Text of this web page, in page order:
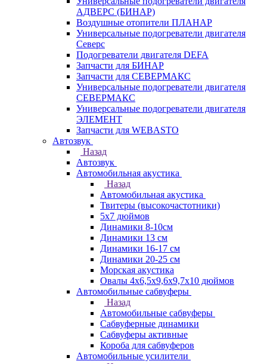
АДВЕРС (БИНАР)
Воздушные отопители ПЛАНАР
Универсальные подогреватели двигателя
Северс
Подогреватели двигателя DEFA
Запчасти для БИНАР
Запчасти для СЕВЕРМАКС
Универсальные подогреватели двигателя
СЕВЕРМАКС
Универсальные подогреватели двигателя
ЭЛЕМЕНТ
Запчасти для WEBASTO
Автозвук
Назад
Автозвук
Автомобильная акустика
Назад
Автомобильная акустика
Твитеры (высокочастотники)
5x7 дюймов
Динамики 8-10см
Динамики 13 см
Динамики 16-17 см
Динамики 20-25 см
Морская акустика
Овалы 4х6,5х9,6x9,7х10 дюймов
Автомобильные сабвуферы
Назад
Автомобильные сабвуферы
Сабвуферные динамики
Сабвуферы активные
Короба для сабвуферов
Автомобильные усилители